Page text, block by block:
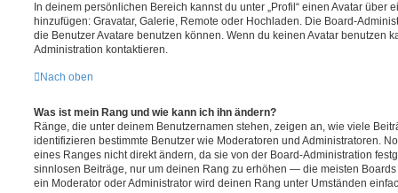
In deinem persönlichen Bereich kannst du unter „Profil“ einen Avatar über
hinzufügen: Gravatar, Galerie, Remote oder Hochladen. Die Board-
die Benutzer Avatare benutzen können. Wenn du keinen Avatar benutzen
Administration kontaktieren.
Nach oben
Was ist mein Rang und wie kann ich ihn ändern?
Ränge, die unter deinem Benutzernamen stehen, zeigen an, wie viele
identifizieren bestimmte Benutzer wie Moderatoren und Administratoren.
eines Ranges nicht direkt ändern, da sie von der Board-Administration
sinnlosen Beiträge, nur um deinen Rang zu erhöhen — die meisten
ein Moderator oder Administrator wird deinen Rang unter Umständen